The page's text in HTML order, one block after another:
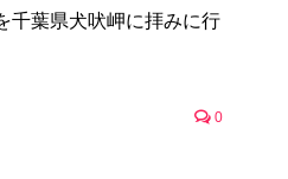
千葉県犬吠岬に拝みに行
0